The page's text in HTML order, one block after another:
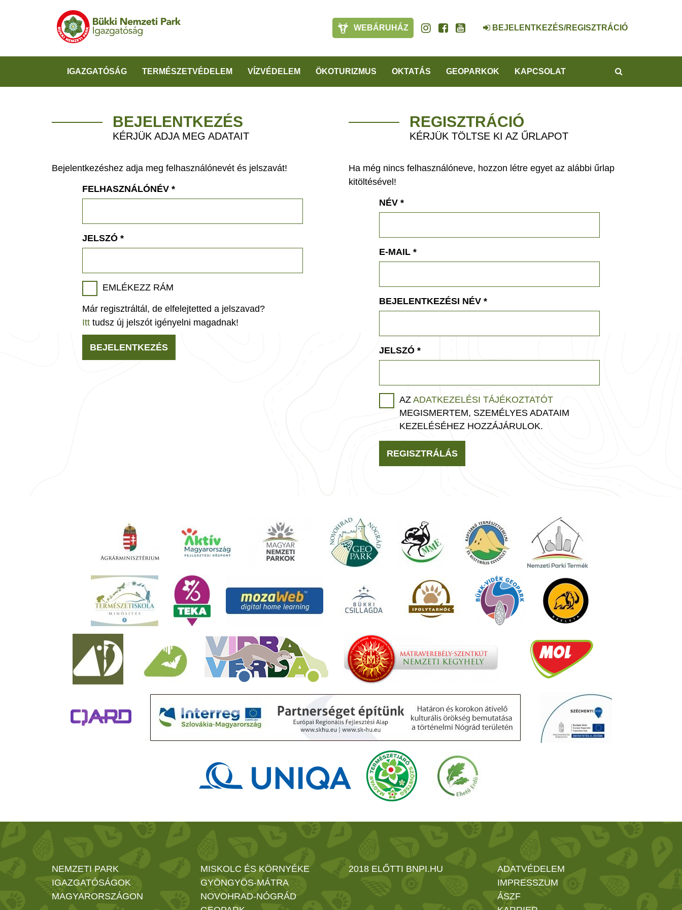
WEBÁRUHÁZ BEJELENTKEZÉS/REGISZTRÁCIÓ
IGAZGATÓSÁG TERMÉSZETVÉDELEM VÍZVÉDELEM ÖKOTURIZMUS OKTATÁS GEOPARKOK KAPCSOLAT
BEJELENTKEZÉS
KÉRJÜK ADJA MEG ADATAIT
Bejelentkezéshez adja meg felhasználónevét és jelszavát!
FELHASZNÁLÓNÉV *
JELSZÓ *
EMLÉKEZZ RÁM
Már regisztráltál, de elfelejtetted a jelszavad?
Itt tudsz új jelszót igényelni magadnak!
BEJELENTKEZÉS
REGISZTRÁCIÓ
KÉRJÜK TÖLTSE KI AZ ŰRLAPOT
Ha még nincs felhasználóneve, hozzon létre egyet az alábbi űrlap
kitöltésével!
NÉV *
E-MAIL *
BEJELENTKEZÉSI NÉV *
JELSZÓ *
AZ ADATKEZELÉSI TÁJÉKOZTATÓT
MEGISMERTEM, SZEMÉLYES ADATAIM
KEZELÉSÉHEZ HOZZÁJÁRULOK.
REGISZTRÁLÁS
NEMZETI PARK
IGAZGATÓSÁGOK
MAGYARORSZÁGON
MISKOLC ÉS KÖRNYÉKE
GYÖNGYÖS-MÁTRA
NOVOHRAD-NÓGRÁD
2018 ELŐTTI BNPI.HU
ADATVÉDELEM
IMPRESSZUM
ÁSZF